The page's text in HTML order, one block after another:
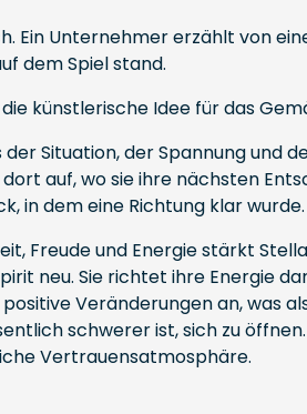
Ein Unternehmer erzählt von
dem Spiel stand.
künstlerische Idee für das
Situation, der Spannung und
auf, wo sie ihre nächsten
in dem eine Richtung klar wurde.
Freude und Energie stärkt
neu. Sie richtet ihre Energie
Veränderungen an, was
schwerer ist, sich zu öffnen.
Vertrauensatmosphäre.